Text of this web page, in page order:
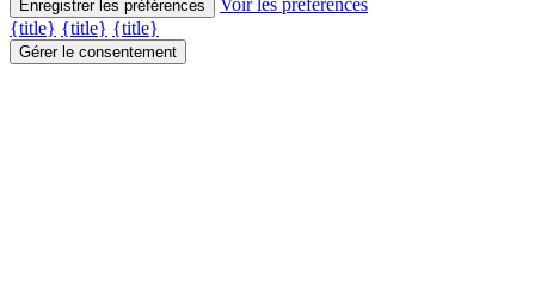
Enregistrer les préférences
{title} {title} {title}
Gérer le consentement